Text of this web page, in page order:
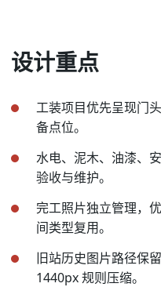
设计重点
工装项目优先呈现门
备点位。
水电、泥木、油漆、
验收与维护。
完工照片独立管理，
间类型复用。
旧站历史图片路径保
1440px 规则压缩。